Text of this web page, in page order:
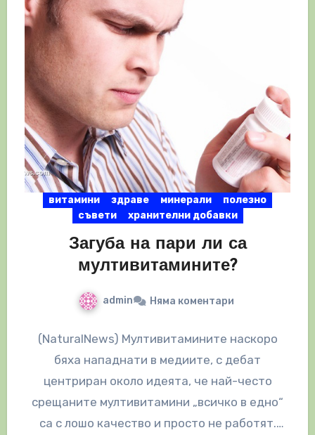
витамини здраве минерали
полезно
съвети
хранителни добавки
Загуба на пари ли са
мултивитамините?
admin Няма коментари
(NaturalNews) Мултивитамините наскоро
бяха нападнати в медиите, с дебат
центриран около идеята, че най-често
срещаните мултивитамини „всичко в едно“
са с лошо качество и просто не работят.